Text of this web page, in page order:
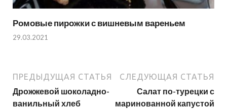
Ромовые пирожки с вишневым вареньем
29.03.2021
ПРЕДЫДУЩАЯ СТАТЬЯ
Дрожжевой шоколадно-
ванильный хлеб
СЛЕДУЮЩАЯ СТАТЬЯ
Салат по-турецки с
маринованной капустой